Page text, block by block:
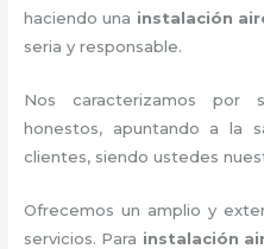
haciendo una instalación
seria y responsable.
Nos caracterizamos por
honestos, apuntando a la
clientes, siendo ustedes
Ofrecemos un amplio y
servicios. Para instalación